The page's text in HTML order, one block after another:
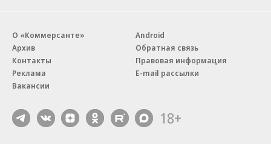
О «Коммерсанте»
Архив
Контакты
Реклама
Вакансии
Android
Обратная связь
Правовая информация
E-mail рассылки
18+